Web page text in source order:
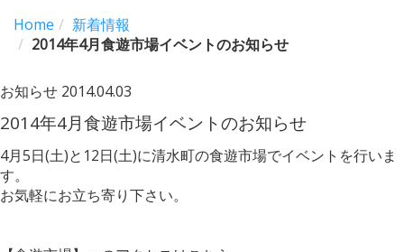
Home
新着情報
2014年4月食遊市場イベントのお知らせ
お知らせ 2014.04.03
2014年4月食遊市場イベントのお知らせ
4月5日(土)と12日(土)に清水町の食遊市場でイベントを行いま
す。
お気軽にお立ち寄り下さい。